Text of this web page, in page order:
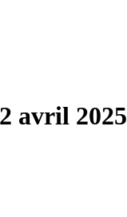
avril 2025